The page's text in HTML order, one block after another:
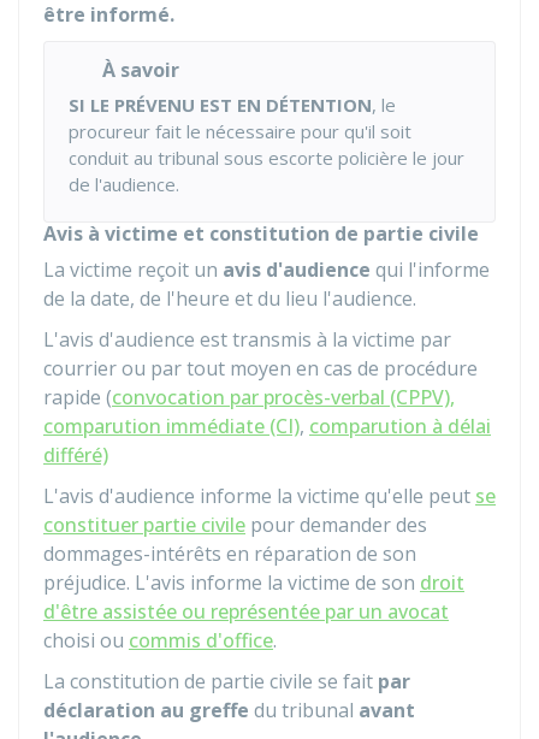
être informé.
À savoir
SI LE PRÉVENU EST EN DÉTENTION, le
procureur fait le nécessaire pour qu'il soit
conduit au tribunal sous escorte policière le jour
de l'audience.
Avis à victime et constitution de partie civile
La victime reçoit un avis d'audience qui l'informe
de la date, de l'heure et du lieu l'audience.
L'avis d'audience est transmis à la victime par
courrier ou par tout moyen en cas de procédure
rapide (convocation par procès-verbal (CPPV),
comparution immédiate (CI), comparution à délai
différé)
L'avis d'audience informe la victime qu'elle peut se
constituer partie civile pour demander des
dommages-intérêts en réparation de son
préjudice. L'avis informe la victime de son droit
d'être assistée ou représentée par un avocat
choisi ou commis d'office.
La constitution de partie civile se fait par
déclaration au greffe du tribunal avant